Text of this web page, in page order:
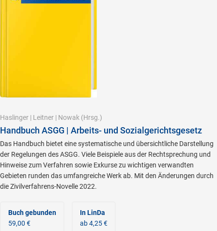
Haslinger | Leitner | Nowak (Hrsg.)
Handbuch ASGG | Arbeits- und Sozialgerichtsgesetz
Das Handbuch bietet eine systematische und übersichtliche Darstellung
der Regelungen des ASGG. Viele Beispiele aus der Rechtsprechung und
Hinweise zum Verfahren sowie Exkurse zu wichtigen verwandten
Gebieten runden das umfangreiche Werk ab. Mit den Änderungen durch
die Zivilverfahrens-Novelle 2022.
Buch gebunden
59,00 €
In LinDa
ab 4,25 €